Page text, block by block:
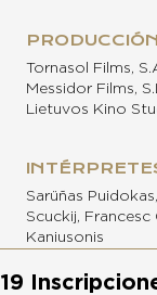
PRODUCCIÓN
Tornasol Films,
Messidor Films,
Lietuvos Kino
Sarüñas
Scuckij,
Kaniusonis
19